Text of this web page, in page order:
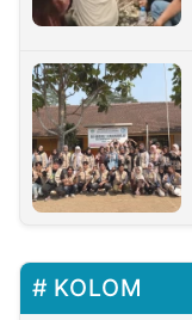
KOLOM